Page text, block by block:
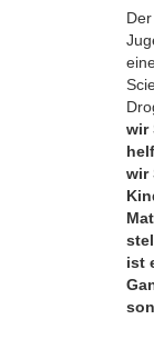
wir
wir
ist